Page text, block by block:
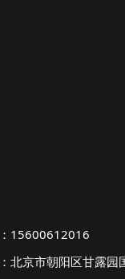
15600612016
北京市朝阳区甘露园